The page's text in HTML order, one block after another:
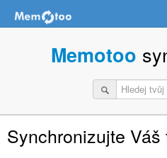
Memotoo
Synchronizujte Váš